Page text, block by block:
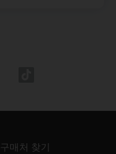
구매처 찾기